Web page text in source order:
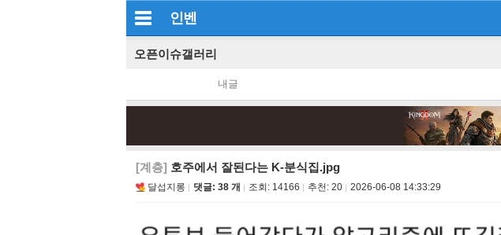
인벤
오픈이슈갤러리
내글
[계층] 호주에서 잘된다는 K-분식집.jpg
달섭지롱 댓글: 38 개 조회: 14166 추천: 20 2026-06-08 14:33:29